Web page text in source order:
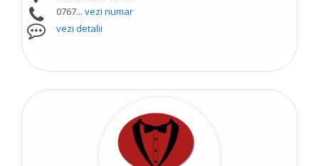
0767... vezi numar
vezi detalii